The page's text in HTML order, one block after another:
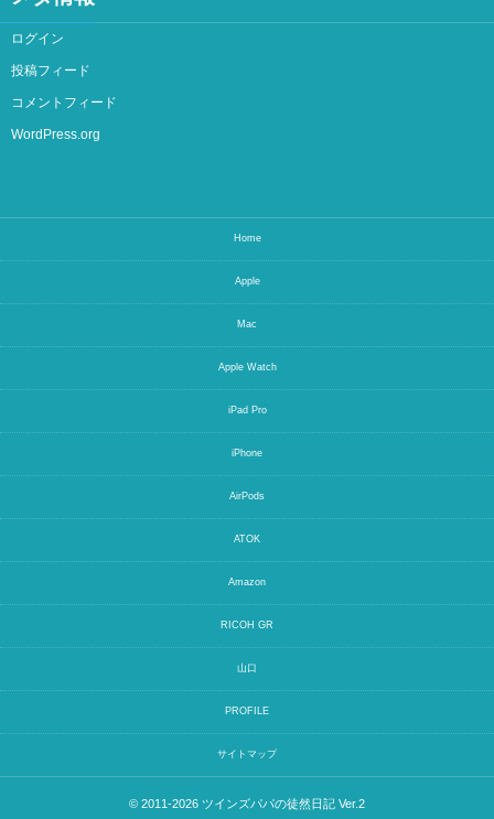
ログイン
投稿フィード
コメントフィード
WordPress.org
Home
Apple
Mac
Apple Watch
iPad Pro
iPhone
AirPods
ATOK
Amazon
RICOH GR
山口
PROFILE
サイトマップ
© 2011-2026 ツインズパパの徒然日記 Ver.2